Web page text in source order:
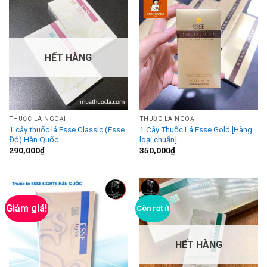
HẾT HÀNG
THUỐC LÁ NGOẠI
1 cây thuốc lá Esse Classic (Esse
Đỏ) Hàn Quốc
290,000₫
THUỐC LÁ NGOẠI
1 Cây Thuốc Lá Esse Gold [Hàng
loại chuẩn]
350,000₫
Giảm giá! Còn rất ít
HẾT HÀNG